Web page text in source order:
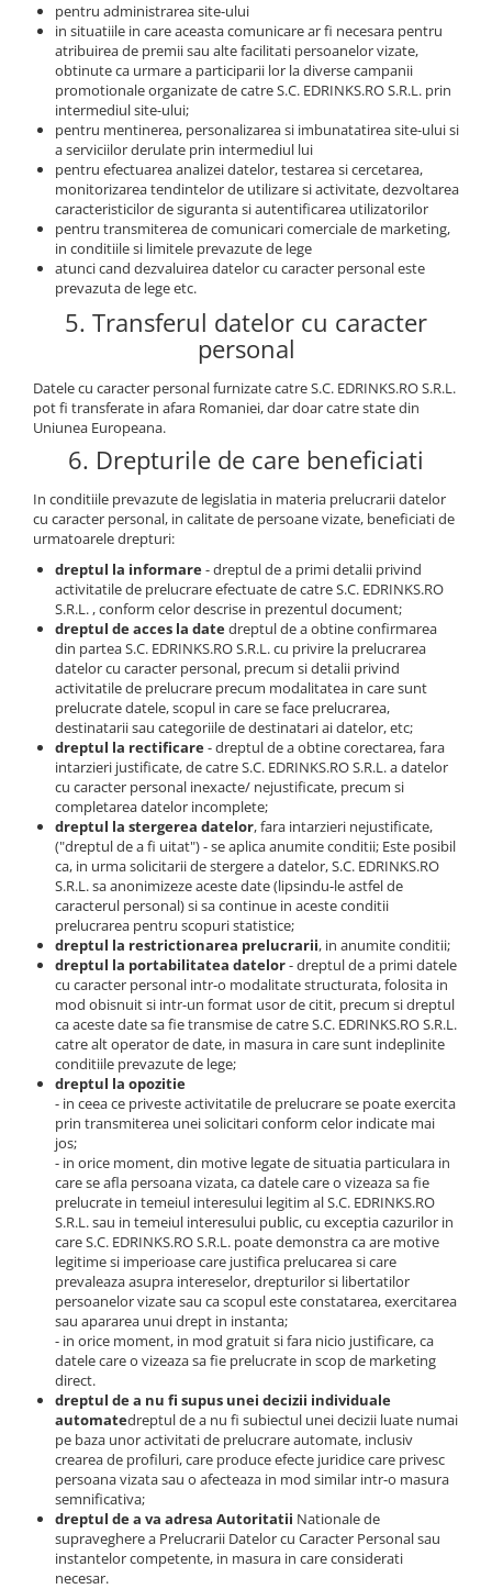
pentru administrarea site-ului
in situatiile in care aceasta comunicare ar fi necesara pentru
atribuirea de premii sau alte facilitati persoanelor vizate,
obtinute ca urmare a participarii lor la diverse campanii
promotionale organizate de catre S.C. EDRINKS.RO S.R.L. prin
intermediul site-ului;
pentru mentinerea, personalizarea si imbunatatirea site-ului si
a serviciilor derulate prin intermediul lui
pentru efectuarea analizei datelor, testarea si cercetarea,
monitorizarea tendintelor de utilizare si activitate, dezvoltarea
caracteristicilor de siguranta si autentificarea utilizatorilor
pentru transmiterea de comunicari comerciale de marketing,
in conditiile si limitele prevazute de lege
atunci cand dezvaluirea datelor cu caracter personal este
prevazuta de lege etc.
5. Transferul datelor cu caracter
personal
Datele cu caracter personal furnizate catre S.C. EDRINKS.RO S.R.L.
pot fi transferate in afara Romaniei, dar doar catre state din
Uniunea Europeana.
6. Drepturile de care beneficiati
In conditiile prevazute de legislatia in materia prelucrarii datelor
cu caracter personal, in calitate de persoane vizate, beneficiati de
urmatoarele drepturi:
dreptul la informare- dreptul de a primi detalii privind
activitatile de prelucrare efectuate de catre S.C. EDRINKS.RO
S.R.L. , conform celor descrise in prezentul document;
dreptul de acces la datedreptul de a obtine confirmarea
din partea S.C. EDRINKS.RO S.R.L. cu privire la prelucrarea
datelor cu caracter personal, precum si detalii privind
activitatile de prelucrare precum modalitatea in care sunt
prelucrate datele, scopul in care se face prelucrarea,
destinatarii sau categoriile de destinatari ai datelor, etc;
dreptul la rectificare- dreptul de a obtine corectarea, fara
intarzieri justificate, de catre S.C. EDRINKS.RO S.R.L. a datelor
cu caracter personal inexacte/ nejustificate, precum si
completarea datelor incomplete;
dreptul la stergerea datelor, fara intarzieri nejustificate,
("dreptul de a fi uitat") - se aplica anumite conditii; Este posibil
ca, in urma solicitarii de stergere a datelor, S.C. EDRINKS.RO
S.R.L. sa anonimizeze aceste date (lipsindu-le astfel de
caracterul personal) si sa continue in aceste conditii
prelucrarea pentru scopuri statistice;
dreptul la restrictionarea prelucrarii, in anumite conditii;
dreptul la portabilitatea datelor- dreptul de a primi datele
cu caracter personal intr-o modalitate structurata, folosita in
mod obisnuit si intr-un format usor de citit, precum si dreptul
ca aceste date sa fie transmise de catre S.C. EDRINKS.RO S.R.L.
catre alt operator de date, in masura in care sunt indeplinite
conditiile prevazute de lege;
dreptul la opozitie
- in ceea ce priveste activitatile de prelucrare se poate exercita
prin transmiterea unei solicitari conform celor indicate mai
jos;
- in orice moment, din motive legate de situatia particulara in
care se afla persoana vizata, ca datele care o vizeaza sa fie
prelucrate in temeiul interesului legitim al S.C. EDRINKS.RO
S.R.L. sau in temeiul interesului public, cu exceptia cazurilor in
care S.C. EDRINKS.RO S.R.L. poate demonstra ca are motive
legitime si imperioase care justifica prelucarea si care
prevaleaza asupra intereselor, drepturilor si libertatilor
persoanelor vizate sau ca scopul este constatarea, exercitarea
sau apararea unui drept in instanta;
- in orice moment, in mod gratuit si fara nicio justificare, ca
datele care o vizeaza sa fie prelucrate in scop de marketing
direct.
dreptul de a nu fi supus unei decizii individuale
automatedreptul de a nu fi subiectul unei decizii luate numai
pe baza unor activitati de prelucrare automate, inclusiv
crearea de profiluri, care produce efecte juridice care privesc
persoana vizata sau o afecteaza in mod similar intr-o masura
semnificativa;
dreptul de a va adresa Autoritatii Nationale de
supraveghere a Prelucrarii Datelor cu Caracter Personal sau
instantelor competente, in masura in care considerati
necesar.